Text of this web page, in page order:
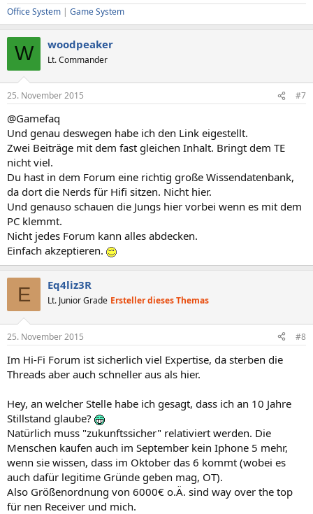
Office System | Game System
W woodpeaker
Lt. Commander
25. November 2015 #7
@Gamefaq
Und genau deswegen habe ich den Link eigestellt.
Zwei Beiträge mit dem fast gleichen Inhalt. Bringt dem TE
nicht viel.
Du hast in dem Forum eine richtig große Wissendatenbank,
da dort die Nerds für Hifi sitzen. Nicht hier.
Und genauso schauen die Jungs hier vorbei wenn es mit dem
PC klemmt.
Nicht jedes Forum kann alles abdecken.
Einfach akzeptieren.
E Eq4liz3R
Lt. Junior Grade Ersteller dieses Themas
25. November 2015 #8
Im Hi-Fi Forum ist sicherlich viel Expertise, da sterben die
Threads aber auch schneller aus als hier.
Hey, an welcher Stelle habe ich gesagt, dass ich an 10 Jahre
Stillstand glaube?
Natürlich muss "zukunftssicher" relativiert werden. Die
Menschen kaufen auch im September kein Iphone 5 mehr,
wenn sie wissen, dass im Oktober das 6 kommt (wobei es
auch dafür legitime Gründe geben mag, OT).
Also Größenordnung von 6000€ o.Ä. sind way over the top
für nen Receiver und mich.